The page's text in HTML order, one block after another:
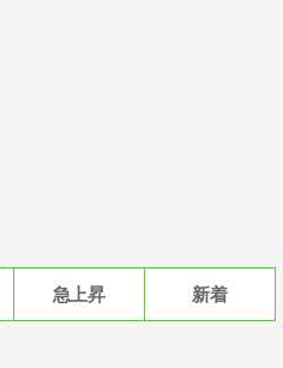
急上昇 新着